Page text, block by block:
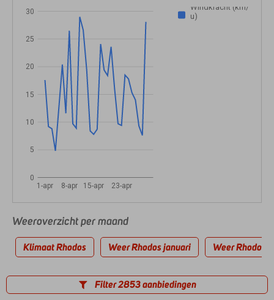
Windkracht (km/
u)
1-apr 8-apr 15-apr 23-apr
0
5
10
15
20
25
30
Weeroverzicht per maand
Klimaat Rhodos Weer Rhodos januari Weer Rhodos
Filter 2853 aanbiedingen